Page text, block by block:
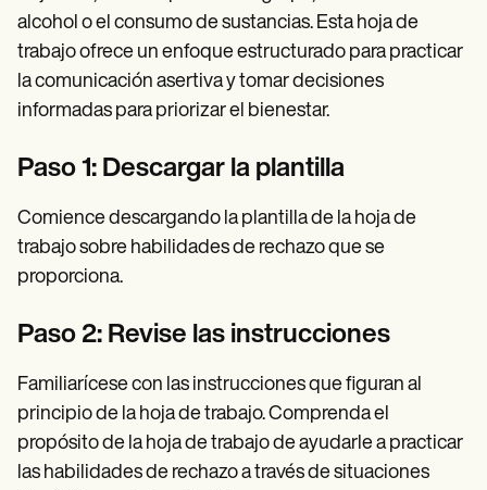
alcohol o el consumo de sustancias. Esta hoja de
trabajo ofrece un enfoque estructurado para practicar
la comunicación asertiva y tomar decisiones
informadas para priorizar el bienestar.
Paso 1: Descargar la plantilla
Comience descargando la plantilla de la hoja de
trabajo sobre habilidades de rechazo que se
proporciona.
Paso 2: Revise las instrucciones
Familiarícese con las instrucciones que figuran al
principio de la hoja de trabajo. Comprenda el
propósito de la hoja de trabajo de ayudarle a practicar
las habilidades de rechazo a través de situaciones